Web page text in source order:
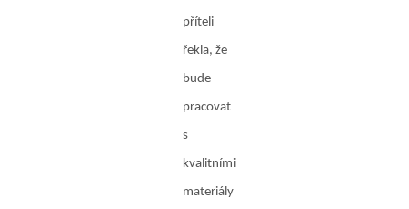
příteli
řekla, že
bude
pracovat
s
kvalitními
materiály